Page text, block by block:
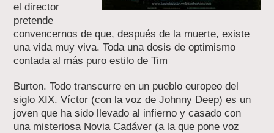
el director
pretende
convencernos de que, después de la muerte, existe
una vida muy viva. Toda una dosis de optimismo
contada al más puro estilo de Tim
Burton. Todo transcurre en un pueblo europeo del
siglo XIX. Víctor (con la voz de Johnny Deep) es un
joven que ha sido llevado al infierno y casado con
una misteriosa Novia Cadáver (a la que pone voz